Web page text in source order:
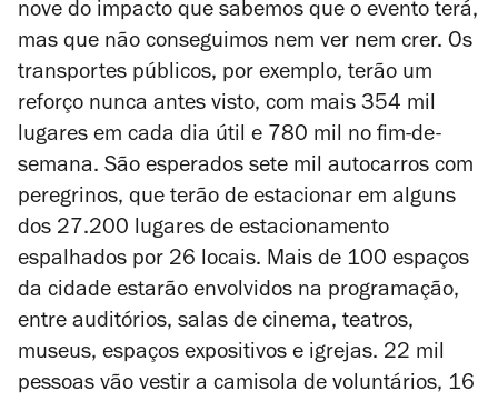
nove do impacto que sabemos que o evento terá,
mas que não conseguimos nem ver nem crer. Os
transportes públicos, por exemplo, terão um
reforço nunca antes visto, com mais 354 mil
lugares em cada dia útil e 780 mil no fim-de-
semana. São esperados sete mil autocarros com
peregrinos, que terão de estacionar em alguns
dos 27.200 lugares de estacionamento
espalhados por 26 locais. Mais de 100 espaços
da cidade estarão envolvidos na programação,
entre auditórios, salas de cinema, teatros,
museus, espaços expositivos e igrejas. 22 mil
pessoas vão vestir a camisola de voluntários, 16